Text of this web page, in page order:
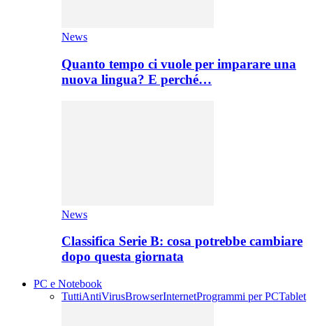
News
Quanto tempo ci vuole per imparare una
nuova lingua? E perché…
News
Classifica Serie B: cosa potrebbe cambiare
dopo questa giornata
PC e Notebook
TuttiAntiVirusBrowserInternetProgrammi per PCTablet